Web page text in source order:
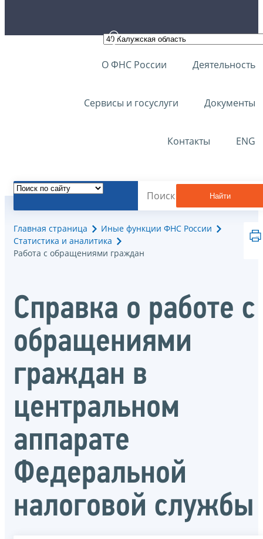
О ФНС России Деятельность
Сервисы и госуслуги Документы
Контакты ENG
Найти
Главная страница
Иные функции ФНС России
Статистика и аналитика
Работа с обращениями граждан
Справка о работе с
обращениями
граждан в
центральном
аппарате
Федеральной
налоговой службы